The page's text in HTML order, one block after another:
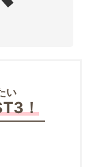
い
！